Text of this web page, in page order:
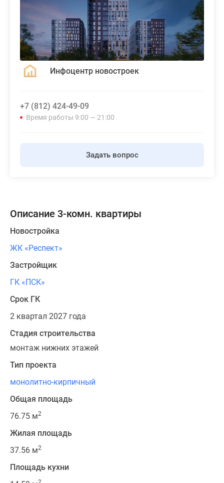
Инфоцентр новостроек
+7 (812) 424-49-09
Время работы 9:00 — 21:00
Задать вопрос
Описание 3-комн. квартиры
Новостройка
ЖК «Респект»
Застройщик
ГК «ПСК»
Срок ГК
2 квартал 2027 года
Стадия строительства
монтаж нижних этажей
Тип проекта
монолитно-кирпичный
Общая площадь
76.75 м2
Жилая площадь
37.56 м2
Площадь кухни